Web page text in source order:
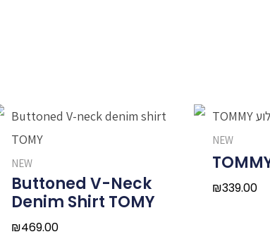
NEW
₪339.00
NEW
Buttoned V-Neck
Denim Shirt TOMY
₪469.00